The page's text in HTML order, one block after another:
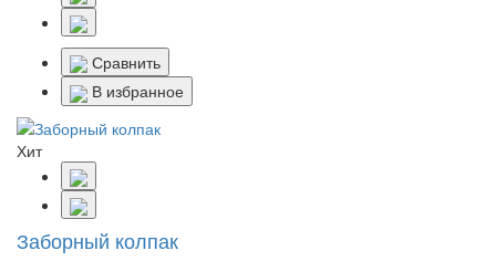
Сравнить
В избранное
Хит
Заборный колпак